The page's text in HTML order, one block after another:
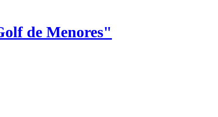
de Menores"